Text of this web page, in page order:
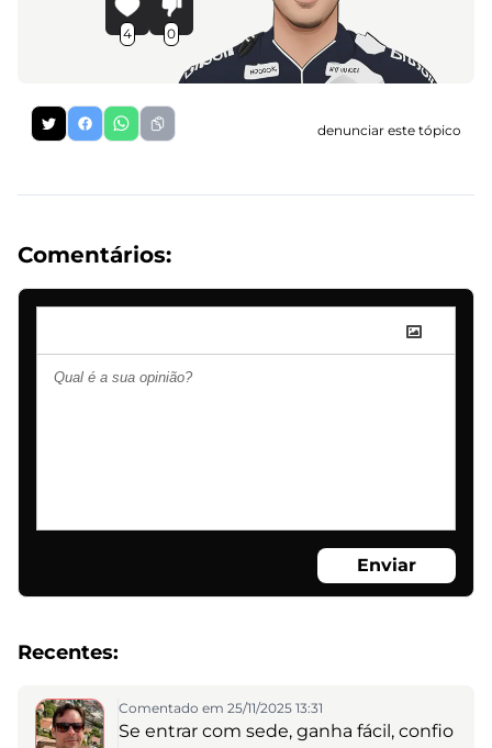
4 0
denunciar este tópico
Comentários:
Enviar
Recentes:
Comentado em 25/11/2025 13:31
Se entrar com sede, ganha fácil, confio